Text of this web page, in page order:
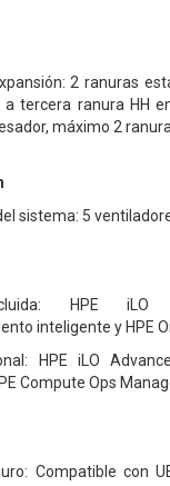
2 ranuras
a tercera ranura HH
máximo 2
sistema: 5
HPE iLO
inteligente y HPE
HPE iLO
Compute Ops
Compatible con